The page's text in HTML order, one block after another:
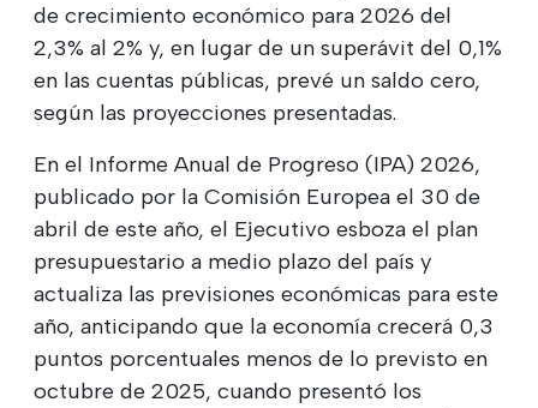
de crecimiento económico para 2026 del
2,3% al 2% y, en lugar de un superávit del 0,1%
en las cuentas públicas, prevé un saldo cero,
según las proyecciones presentadas.
En el Informe Anual de Progreso (IPA) 2026,
publicado por la Comisión Europea el 30 de
abril de este año, el Ejecutivo esboza el plan
presupuestario a medio plazo del país y
actualiza las previsiones económicas para este
año, anticipando que la economía crecerá 0,3
puntos porcentuales menos de lo previsto en
octubre de 2025, cuando presentó los